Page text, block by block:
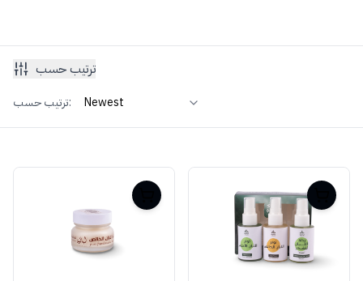
ترتيب حسب
ترتيب حسب: